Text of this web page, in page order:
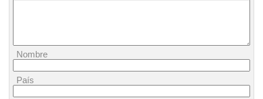
Nombre
País